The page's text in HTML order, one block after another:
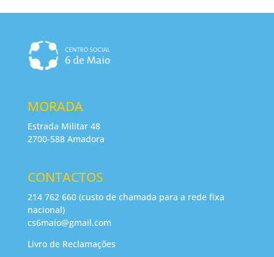
MORADA
Estrada Militar 48
2700-588 Amadora
CONTACTOS
214 762 660 (custo de chamada para a rede fixa
nacional)
cs6maio@gmail.com
Livro de Reclamações